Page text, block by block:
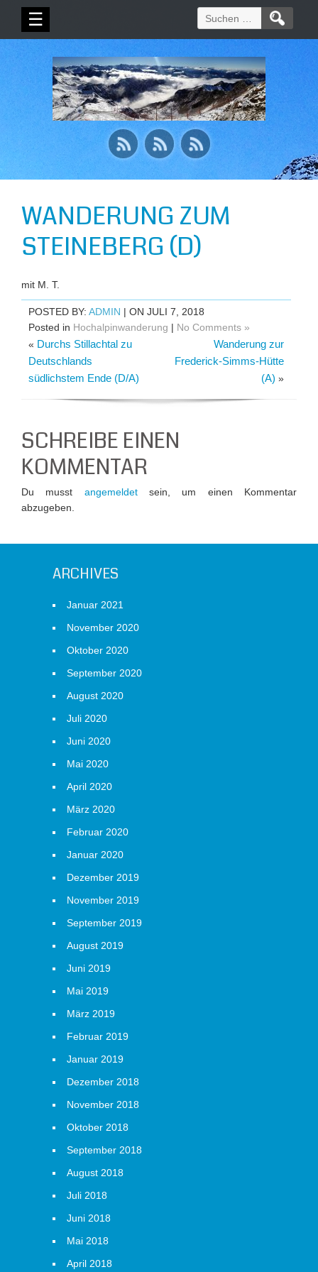
☰
Suchen
nach:
WANDERUNG ZUM
STEINEBERG (D)
mit M. T.
POSTED BY: ADMIN | ON JULI 7, 2018
Posted in Hochalpinwanderung | No Comments »
« Durchs Stillachtal zu
Deutschlands
südlichstem Ende (D/A)
Wanderung zur
Frederick-Simms-Hütte
(A) »
SCHREIBE EINEN
KOMMENTAR
Du musst angemeldetsein, um einen Kommentar
abzugeben.
ARCHIVES
Januar 2021
November 2020
Oktober 2020
September 2020
August 2020
Juli 2020
Juni 2020
Mai 2020
April 2020
März 2020
Februar 2020
Januar 2020
Dezember 2019
November 2019
September 2019
August 2019
Juni 2019
Mai 2019
März 2019
Februar 2019
Januar 2019
Dezember 2018
November 2018
Oktober 2018
September 2018
August 2018
Juli 2018
Juni 2018
Mai 2018
April 2018